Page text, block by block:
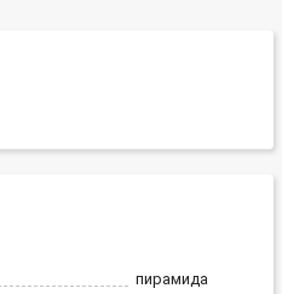
пирамида